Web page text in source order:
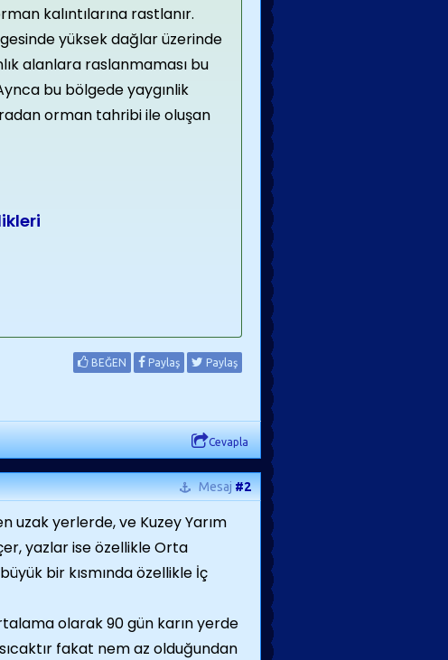
kalıntılarına rastlanır.
yüksek dağlar üzerinde
alanlara raslanmaması bu
bu bölgede yaygınlik
orman tahribi ile oluşan
BEĞEN Paylaş Paylaş
Cevapla
Mesaj#2
uzak yerlerde, ve Kuzey Yarım
yazlar ise özellikle Orta
bir kısmında özellikle İç
olarak 90 gün karın yerde
fakat nem az olduğundan